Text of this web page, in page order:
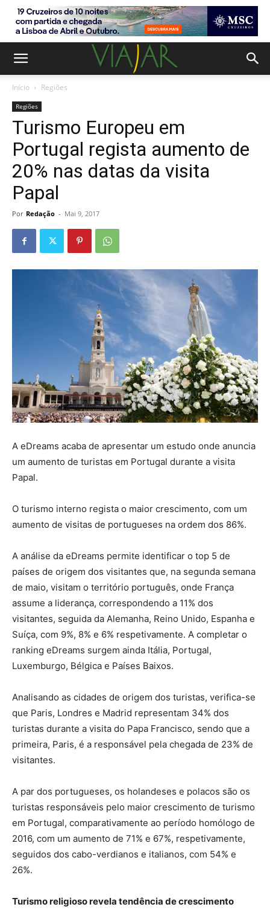
Início Regiões
Regiões
Turismo Europeu em
Portugal regista aumento de
20% nas datas da visita
Papal
Por Redação - Mai 9, 2017
A eDreams acaba de apresentar um estudo onde anuncia
um aumento de turistas em Portugal durante a visita
Papal.
O turismo interno regista o maior crescimento, com um
aumento de visitas de portugueses na ordem dos 86%.
A análise da eDreams permite identificar o top 5 de
países de origem dos visitantes que, na segunda semana
de maio, visitam o território português, onde França
assume a liderança, correspondendo a 11% dos
visitantes, seguida da Alemanha, Reino Unido, Espanha e
Suíça, com 9%, 8% e 6% respetivamente. A completar o
ranking eDreams surgem ainda Itália, Portugal,
Luxemburgo, Bélgica e Países Baixos.
Analisando as cidades de origem dos turistas, verifica-se
que Paris, Londres e Madrid representam 34% dos
turistas durante a visita do Papa Francisco, sendo que a
primeira, Paris, é a responsável pela chegada de 23% de
visitantes.
A par dos portugueses, os holandeses e polacos são os
turistas responsáveis pelo maior crescimento de turismo
em Portugal, comparativamente ao período homólogo de
2016, com um aumento de 71% e 67%, respetivamente,
seguidos dos cabo-verdianos e italianos, com 54% e
26%.
Turismo religioso revela tendência de crescimento